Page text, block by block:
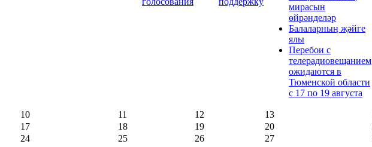
мирасын
өйрәнделәр
Балаларның җәйге
ялы
Перебои с
телерадиовещанием
ожидаются в
Тюменской области
с 17 по 19 августа
10 11 12 13
17
18 19 20
24
25 26 27